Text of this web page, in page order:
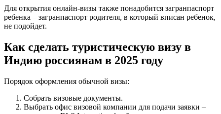
Для открытия онлайн-визы также понадобится загранпаспорт
ребенка – загранпаспорт родителя, в который вписан ребенок,
не подойдет.
Как сделать туристическую визу в
Индию россиянам в 2025 году
Порядок оформления обычной визы:
Собрать визовые документы.
Выбрать офис визовой компании для подачи заявки –